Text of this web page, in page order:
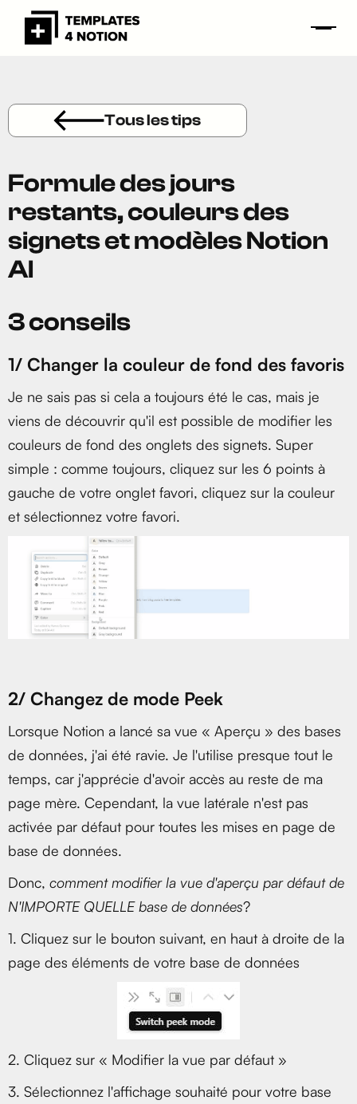
Tous les tips
Formule des jours
restants, couleurs des
signets et modèles Notion
AI
3 conseils
1/ Changer la couleur de fond des favoris
Je ne sais pas si cela a toujours été le cas, mais je
viens de découvrir qu'il est possible de modifier les
couleurs de fond des onglets des signets. Super
simple : comme toujours, cliquez sur les 6 points à
gauche de votre onglet favori, cliquez sur la couleur
et sélectionnez votre favori.
2/ Changez de mode Peek
Lorsque Notion a lancé sa vue « Aperçu » des bases
de données, j'ai été ravie. Je l'utilise presque tout le
temps, car j'apprécie d'avoir accès au reste de ma
page mère. Cependant, la vue latérale n'est pas
activée par défaut pour toutes les mises en page de
base de données.
Donc, comment modifier la vue d'aperçu par défaut de
N'IMPORTE QUELLE base de données?
1. Cliquez sur le bouton suivant, en haut à droite de la
page des éléments de votre base de données
2. Cliquez sur « Modifier la vue par défaut »
3. Sélectionnez l'affichage souhaité pour votre base